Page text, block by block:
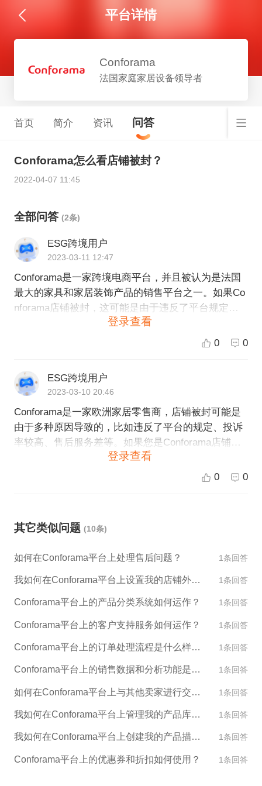
平台详情
Conforama
法国家庭家居设备领导者
首页 简介 资讯 问答
Conforama怎么看店铺被封？
2022-04-07 11:45
全部问答 (2条)
ESG跨境用户
2023-03-11 12:47
Conforama是一家跨境电商平台，并且被认为是法国
最大的家具和家居装饰产品的销售平台之一。如果Co
nforama店铺被封，这可能是由于违反了平台规定或
者政策，如：售卖不合格或侵权产品、虚假宣传或广
告等。此外，可能还有其他原因导致店铺被封，比如
损失，但你可以联系平台客服并了解具体情况，以便
更好地解决问题。另外，尽可能遵守平台规定和政
策，一致对待消费者，对于Conforama平台而言是非
常重要的。
登录查看
0 0
ESG跨境用户
2023-03-10 20:46
Conforama是一家欧洲家居零售商，店铺被封可能是
由于多种原因导致的，比如违反了平台的规定、投诉
率较高、售后服务差等。如果您是Conforama店铺的
卖家，建议您及时联系平台客服了解具体原因，并积
极解决问题，重新符合平台要求。同时，也可以考虑
登录查看
0 0
其它类似问题 (10条)
如何在Conforama平台上处理售后问题？ 1条回答
我如何在Conforama平台上设置我的店铺外观和设计？ 1条回答
Conforama平台上的产品分类系统如何运作？ 1条回答
Conforama平台上的客户支持服务如何运作？ 1条回答
Conforama平台上的订单处理流程是什么样的？ 1条回答
Conforama平台上的销售数据和分析功能是什么？ 1条回答
如何在Conforama平台上与其他卖家进行交流和合作？ 1条回答
我如何在Conforama平台上管理我的产品库存？ 1条回答
我如何在Conforama平台上创建我的产品描述和图片？ 1条回答
Conforama平台上的优惠券和折扣如何使用？ 1条回答